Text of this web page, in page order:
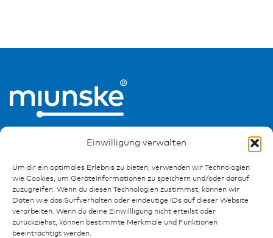
Einwilligung verwalten
Um dir ein optimales Erlebnis zu bieten, verwenden wir Technologien
wie Cookies, um Geräteinformationen zu speichern und/oder darauf
zuzugreifen. Wenn du diesen Technologien zustimmst, können wir
Daten wie das Surfverhalten oder eindeutige IDs auf dieser Website
verarbeiten. Wenn du deine Einwillligung nicht erteilst oder
zurückziehst, können bestimmte Merkmale und Funktionen
beeinträchtigt werden.
Ressourcen
Publikationen
Referenzen